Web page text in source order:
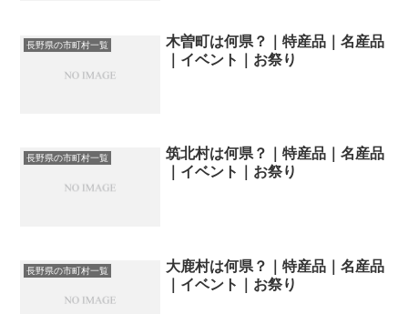
長野県の市町村一覧
木曽町は何県？｜特産品｜名産品
｜イベント｜お祭り
長野県の市町村一覧
筑北村は何県？｜特産品｜名産品
｜イベント｜お祭り
長野県の市町村一覧
大鹿村は何県？｜特産品｜名産品
｜イベント｜お祭り